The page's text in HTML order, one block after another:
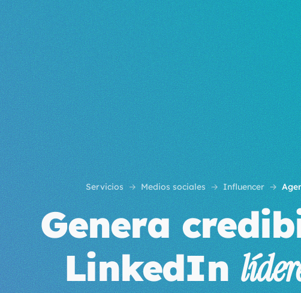
Servicios Medios sociales Influencer
Genera
LinkedIn